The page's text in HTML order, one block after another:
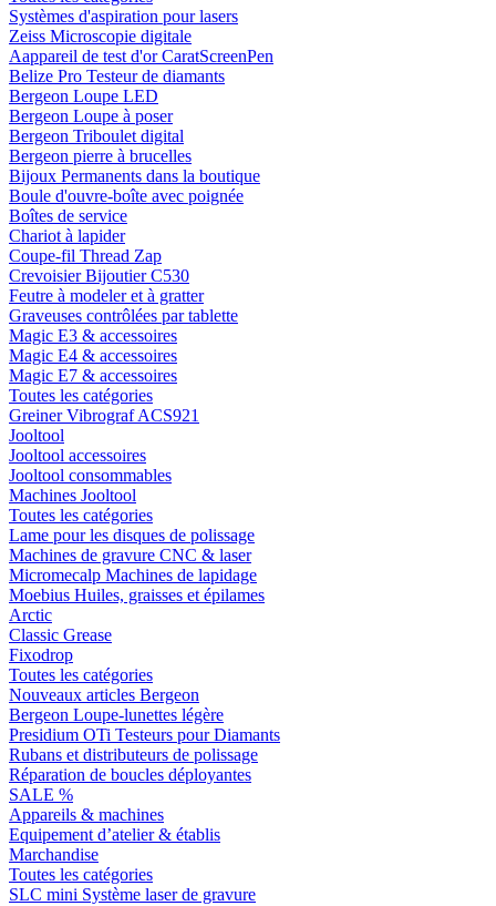
Systèmes d'aspiration pour lasers
Zeiss Microscopie digitale
Aappareil de test d'or CaratScreenPen
Belize Pro Testeur de diamants
Bergeon Loupe LED
Bergeon Loupe à poser
Bergeon Triboulet digital
Bergeon pierre à brucelles
Bijoux Permanents dans la boutique
Boule d'ouvre-boîte avec poignée
Boîtes de service
Chariot à lapider
Coupe-fil Thread Zap
Crevoisier Bijoutier C530
Feutre à modeler et à gratter
Graveuses contrôlées par tablette
Magic E3 & accessoires
Magic E4 & accessoires
Magic E7 & accessoires
Toutes les catégories
Greiner Vibrograf ACS921
Jooltool
Jooltool accessoires
Jooltool consommables
Machines Jooltool
Toutes les catégories
Lame pour les disques de polissage
Machines de gravure CNC & laser
Micromecalp Machines de lapidage
Moebius Huiles, graisses et épilames
Arctic
Classic Grease
Fixodrop
Toutes les catégories
Nouveaux articles Bergeon
Bergeon Loupe-lunettes légère
Presidium OTi Testeurs pour Diamants
Rubans et distributeurs de polissage
Réparation de boucles déployantes
SALE %
Appareils & machines
Equipement d’atelier & établis
Marchandise
Toutes les catégories
SLC mini Système laser de gravure